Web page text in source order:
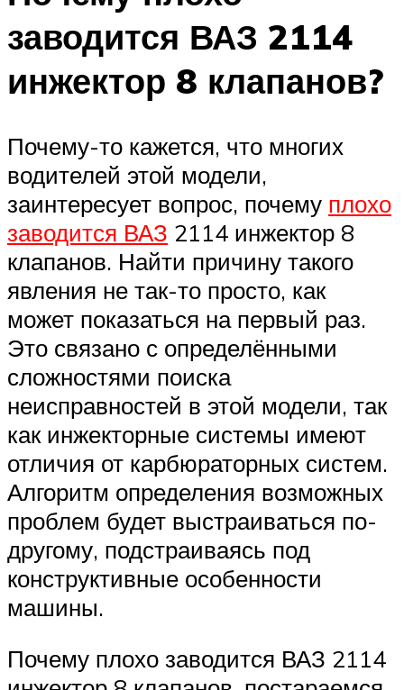
заводится ВАЗ 2114
инжектор 8 клапанов?
Почему-то кажется, что многих
водителей этой модели,
заинтересует вопрос, почему плохо
заводится ВАЗ 2114 инжектор 8
клапанов. Найти причину такого
явления не так-то просто, как
может показаться на первый раз.
Это связано с определёнными
сложностями поиска
неисправностей в этой модели, так
как инжекторные системы имеют
отличия от карбюраторных систем.
Алгоритм определения возможных
проблем будет выстраиваться по-
другому, подстраиваясь под
конструктивные особенности
машины.
Почему плохо заводится ВАЗ 2114